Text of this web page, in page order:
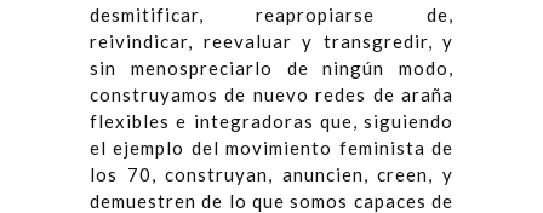
desmitificar, reapropiarse de,
reivindicar, reevaluar y transgredir, y
sin menospreciarlo de ningún modo,
construyamos de nuevo redes de araña
flexibles e integradoras que, siguiendo
el ejemplo del movimiento feminista de
los 70, construyan, anuncien, creen, y
demuestren de lo que somos capaces de